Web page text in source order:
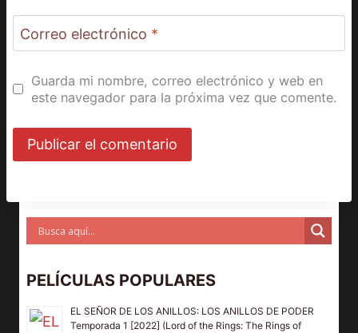
Correo electrónico *
Guarda mi nombre, correo electrónico y web en
este navegador para la próxima vez que comente.
PELÍCULAS POPULARES
EL SEÑOR DE LOS ANILLOS: LOS ANILLOS DE PODER
Temporada 1 [2022] (Lord of the Rings: The Rings of